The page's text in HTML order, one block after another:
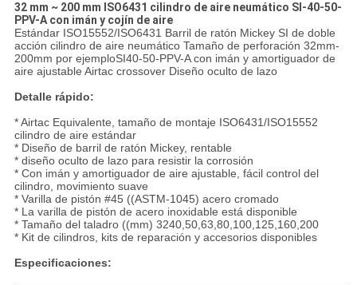
32 mm ~ 200 mm ISO6431 cilindro de aire neumático SI-40-50-
PPV-A con imán y cojín de aire
Estándar ISO15552/ISO6431 Barril de ratón Mickey SI de doble
acción cilindro de aire neumático Tamaño de perforación 32mm-
200mm por ejemploSI40-50-PPV-A con imán y amortiguador de
aire ajustable Airtac crossover Diseño oculto de lazo
Detalle rápido:
* Airtac Equivalente, tamaño de montaje ISO6431/ISO15552
cilindro de aire estándar
* Diseño de barril de ratón Mickey, rentable
* diseño oculto de lazo para resistir la corrosión
* Con imán y amortiguador de aire ajustable, fácil control del
cilindro, movimiento suave
* Varilla de pistón #45 ((ASTM-1045) acero cromado
* La varilla de pistón de acero inoxidable está disponible
* Tamaño del taladro ((mm) 3240,50,63,80,100,125,160,200
* Kit de cilindros, kits de reparación y accesorios disponibles
Especificaciones: